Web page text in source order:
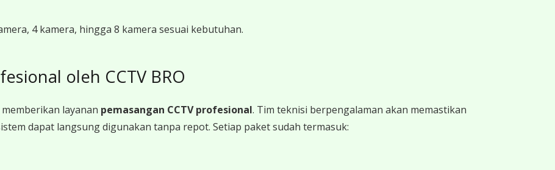
4 kamera, hingga 8 kamera sesuai kebutuhan.
oleh CCTV BRO
layanan pemasangan CCTV profesional. Tim teknisi berpengalaman akan memastikan
dapat langsung digunakan tanpa repot. Setiap paket sudah termasuk: